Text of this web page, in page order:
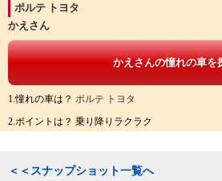
ポルテ トヨタ
かえさん
かえさんの憧れの車を
1.憧れの車は？ ポルテ トヨタ
2.ポイントは？ 乗り降りラクラク
＜＜スナップショット一覧へ